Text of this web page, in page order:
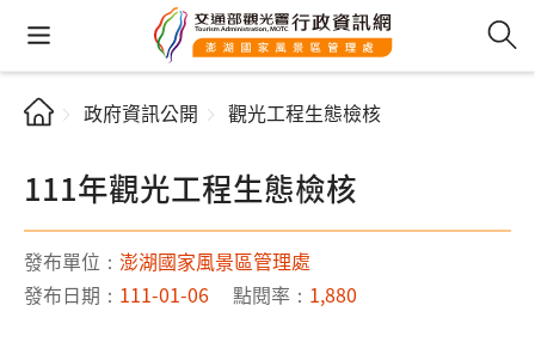
政府資訊公開 觀光工程生態檢核
111年觀光工程生態檢核
發布單位： 澎湖國家風景區管理處
發布日期： 111-01-06 點閱率： 1,880